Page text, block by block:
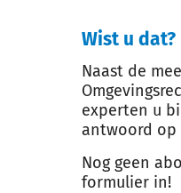
Wist u dat?
Naast de
experten u
antwoord op
Nog geen
formulier in!